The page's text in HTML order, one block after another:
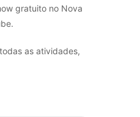
gratuito no Nova
as atividades,